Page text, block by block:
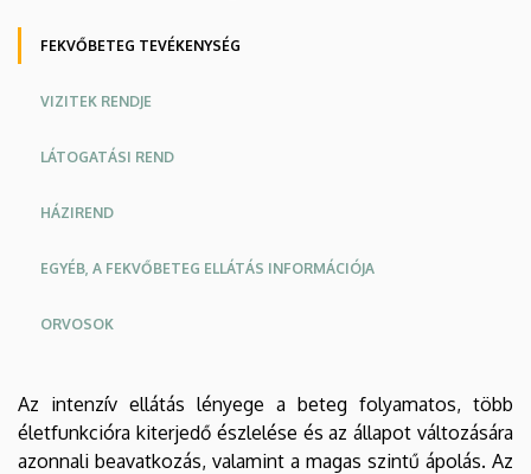
KLINIKAI
KÖZPONT
Oldalmenü
FEKVŐBETEG TEVÉKENYSÉG
VIZITEK RENDJE
LÁTOGATÁSI REND
HÁZIREND
EGYÉB, A FEKVŐBETEG ELLÁTÁS INFORMÁCIÓJA
ORVOSOK
KEK
Angol
KEK
Német
Az intenzív ellátás lényege a beteg folyamatos, több
életfunkcióra kiterjedő észlelése és az állapot változására
azonnali beavatkozás, valamint a magas szintű ápolás. Az